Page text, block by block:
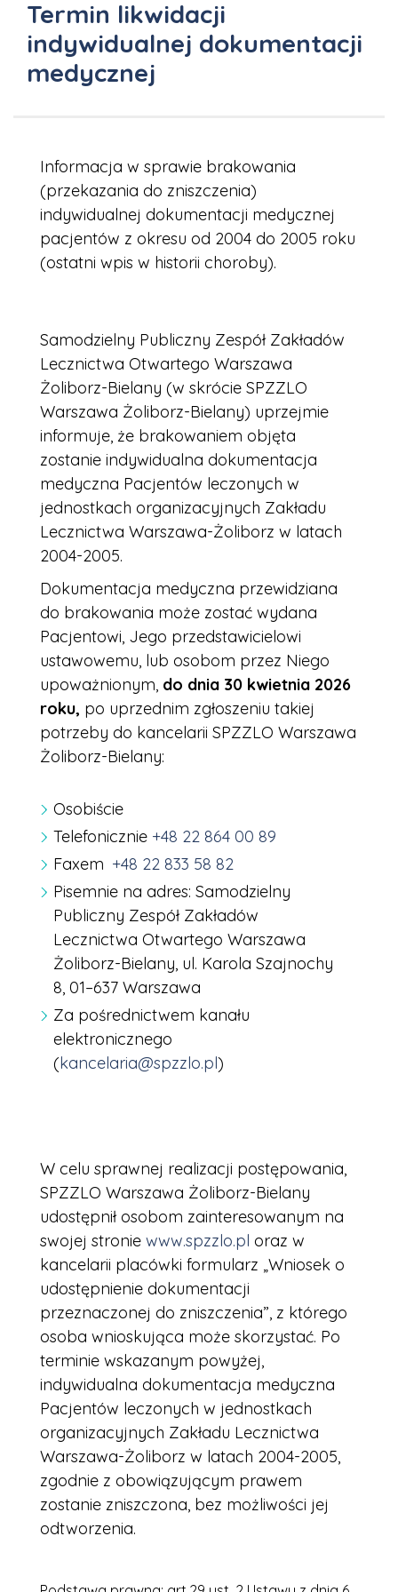
Termin likwidacji
indywidualnej dokumentacji
medycznej
Informacja w sprawie brakowania
(przekazania do zniszczenia)
indywidualnej dokumentacji medycznej
pacjentów z okresu od 2004 do 2005 roku
(ostatni wpis w historii choroby).
Samodzielny Publiczny Zespół Zakładów
Lecznictwa Otwartego Warszawa
Żoliborz-Bielany (w skrócie SPZZLO
Warszawa Żoliborz-Bielany) uprzejmie
informuje, że brakowaniem objęta
zostanie indywidualna dokumentacja
medyczna Pacjentów leczonych w
jednostkach organizacyjnych Zakładu
Lecznictwa Warszawa-Żoliborz w latach
2004-2005.
Dokumentacja medyczna przewidziana
do brakowania może zostać wydana
Pacjentowi, Jego przedstawicielowi
ustawowemu, lub osobom przez Niego
upoważnionym, do dnia 30 kwietnia 2026
roku, po uprzednim zgłoszeniu takiej
potrzeby do kancelarii SPZZLO Warszawa
Żoliborz-Bielany:
Osobiście
Telefonicznie +48 22 864 00 89
Faxem +48 22 833 58 82
Pisemnie na adres: Samodzielny
Publiczny Zespół Zakładów
Lecznictwa Otwartego Warszawa
Żoliborz-Bielany, ul. Karola Szajnochy
8, 01–637 Warszawa
Za pośrednictwem kanału
elektronicznego
(kancelaria@spzzlo.pl)
W celu sprawnej realizacji postępowania,
SPZZLO Warszawa Żoliborz-Bielany
udostępnił osobom zainteresowanym na
swojej stronie www.spzzlo.pl oraz w
kancelarii placówki formularz „Wniosek o
udostępnienie dokumentacji
przeznaczonej do zniszczenia”, z którego
osoba wnioskująca może skorzystać. Po
terminie wskazanym powyżej,
indywidualna dokumentacja medyczna
Pacjentów leczonych w jednostkach
organizacyjnych Zakładu Lecznictwa
Warszawa-Żoliborz w latach 2004-2005,
zgodnie z obowiązującym prawem
zostanie zniszczona, bez możliwości jej
odtworzenia.